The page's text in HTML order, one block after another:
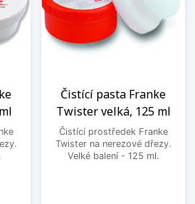
Čistící pasta Franke
Twister velká, 125 ml
Čistící prostředek Franke
Twister na nerezové dřezy.
Velké balení - 125 ml.